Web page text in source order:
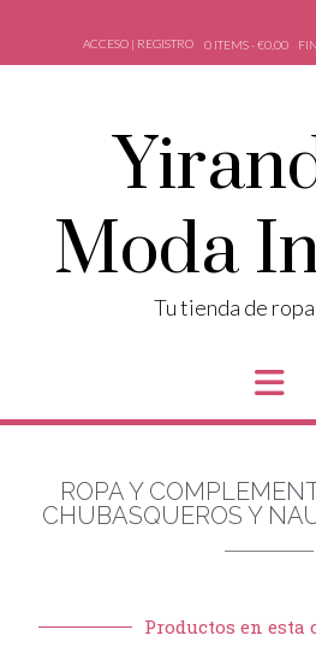
ACCESO | REGISTRO 0 ITEMS - €0,00
Moda
Tu tienda de
ROPA Y
CHUBASQUEROS Y
Productos en esta